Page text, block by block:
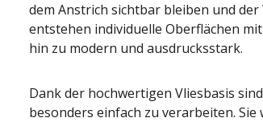
dem Anstrich sichtbar bleiben und
entstehen individuelle Oberflächen
hin zu modern und ausdrucksstark.
Dank der hochwertigen Vliesbasis
besonders einfach zu verarbeiten.